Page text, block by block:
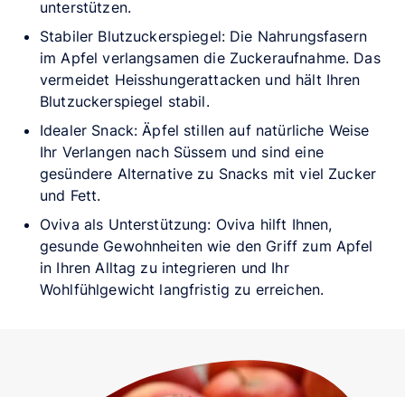
unterstützen.
Stabiler Blutzuckerspiegel: Die Nahrungsfasern
im Apfel verlangsamen die Zuckeraufnahme. Das
vermeidet Heisshungerattacken und hält Ihren
Blutzuckerspiegel stabil.
Idealer Snack: Äpfel stillen auf natürliche Weise
Ihr Verlangen nach Süssem und sind eine
gesündere Alternative zu Snacks mit viel Zucker
und Fett.
Oviva als Unterstützung: Oviva hilft Ihnen,
gesunde Gewohnheiten wie den Griff zum Apfel
in Ihren Alltag zu integrieren und Ihr
Wohlfühlgewicht langfristig zu erreichen.